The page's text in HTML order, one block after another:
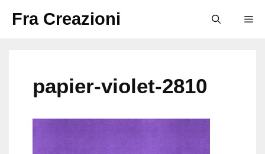
Fra Creazioni
papier-violet-2810